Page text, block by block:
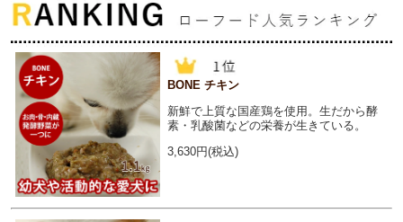
BONE チキン
新鮮で上質な国産鶏を使用。生だから酵
素・乳酸菌などの栄養が生きている。
3,630円(税込)